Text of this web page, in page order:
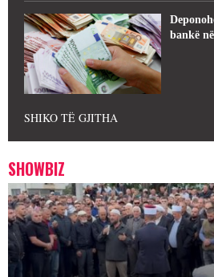
bankë
SHIKO TË GJITHA
SHOWBIZ